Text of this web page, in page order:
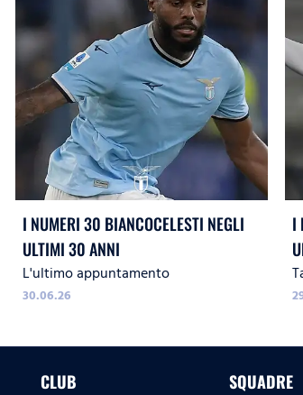
I NUMERI 30 BIANCOCELESTI NEGLI
ULTIMI 30 ANNI
L'ultimo appuntamento
30.06.26
I
CLUB SQUADRE